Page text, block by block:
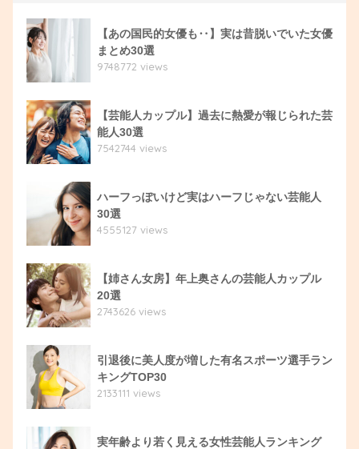
【あの国民的女優も‥】実は昔脱いでいた女優
まとめ30選
9748772 views
【芸能人カップル】過去に熱愛が報じられた芸
能人30選
7542744 views
ハーフっぽいけど実はハーフじゃない芸能人
30選
4555127 views
【姉さん女房】年上奥さんの芸能人カップル
20選
2743626 views
引退後に美人度が増した有名スポーツ選手ラン
キングTOP30
2133111 views
実年齢より若く見える女性芸能人ランキング